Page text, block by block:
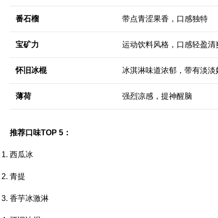
番石榴 带点青涩果香，口感独特
宝矿力 运动饮料风格，口感轻盈清
怀旧冰棍 冰淇淋味道浓郁，带有淡淡
薄荷 强烈凉感，提神醒脑
推荐口味TOP 5：
西瓜冰
青提
香芋冰激淋